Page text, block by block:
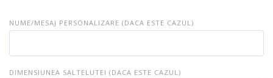
NUME/MESAJ PERSONALIZARE (DACA ESTE CAZUL)
DIMENSIUNEA SALTELUTEI (DACA ESTE CAZUL)